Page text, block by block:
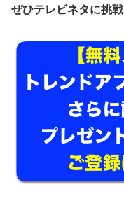
ぜひテレビネタに挑